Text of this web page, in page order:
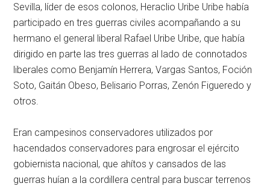
Sevilla, líder de esos colonos, Heraclio Uribe Uribe había
participado en tres guerras civiles acompañando a su
hermano el general liberal Rafael Uribe Uribe, que había
dirigido en parte las tres guerras al lado de connotados
liberales como Benjamín Herrera, Vargas Santos, Foción
Soto, Gaitán Obeso, Belisario Porras, Zenón Figueredo y
otros.
Eran campesinos conservadores utilizados por
hacendados conservadores para engrosar el ejército
gobiernista nacional, que ahítos y cansados de las
guerras huían a la cordillera central para buscar terrenos